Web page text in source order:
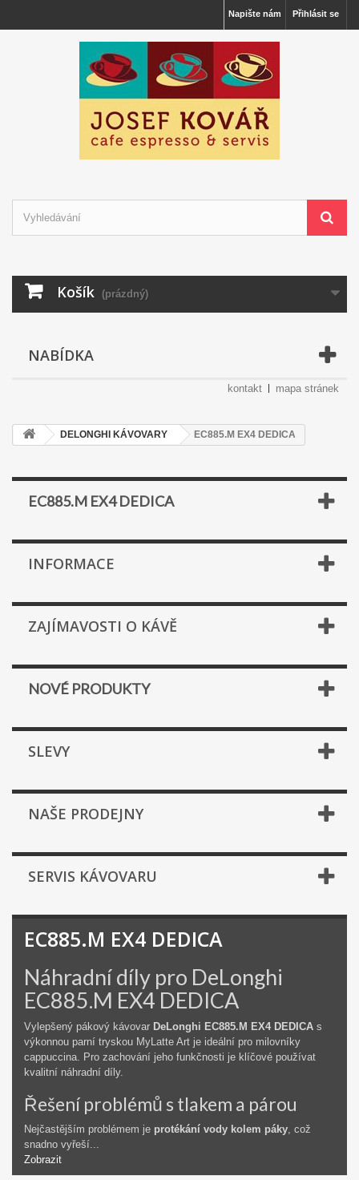
Přihlásit se
Napište nám
Košík (prázdný)
NABÍDKA
kontakt mapa stránek
DELONGHI KÁVOVARY EC885.M EX4 DEDICA
EC885.M EX4 DEDICA
INFORMACE
ZAJÍMAVOSTI O KÁVĚ
NOVÉ PRODUKTY
SLEVY
NAŠE PRODEJNY
SERVIS KÁVOVARU
EC885.M EX4 DEDICA
Náhradní díly pro DeLonghi
EC885.M EX4 DEDICA
Vylepšený pákový kávovar DeLonghi EC885.M EX4 DEDICA s
výkonnou parní tryskou MyLatte Art je ideální pro milovníky
cappuccina. Pro zachování jeho funkčnosti je klíčové používat
kvalitní náhradní díly.
Řešení problémů s tlakem a párou
Nejčastějším problémem je protékání vody kolem páky, což
snadno vyřeší...
Zobrazit